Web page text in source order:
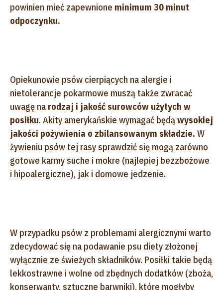
powinien mieć zapewnione minimum 30 minut
odpoczynku.
Opiekunowie psów cierpiących na alergie i
nietolerancje pokarmowe muszą także zwracać
uwagę na rodzaj i jakość surowców użytych w
posiłku. Akity amerykańskie wymagać będąwysokiej
jakości pożywienia o zbilansowanym składzie. W
żywieniu psów tej rasy sprawdzić się mogą zarówno
gotowe karmy suche i mokre (najlepiej bezzbożowe
i hipoalergiczne), jak i domowe jedzenie.
W przypadku psów z problemami alergicznymi warto
zdecydować się na podawanie psu diety złożonej
wyłącznie ze świeżych składników. Posiłki takie będą
lekkostrawne i wolne od zbędnych dodatków (zboża,
konserwanty, sztuczne barwniki), które mogłyby